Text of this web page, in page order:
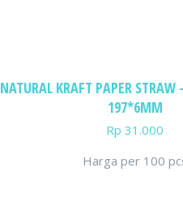
NATURAL KRAFT PAPER STRAW
197*6MM
Rp 31.000
Harga per 100